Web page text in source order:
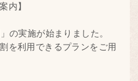
内】
の実施が始まりました。
を利用できるプランをご用